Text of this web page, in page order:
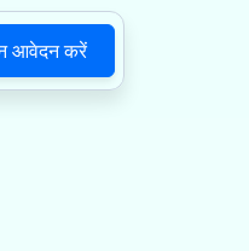
आवेदन करें